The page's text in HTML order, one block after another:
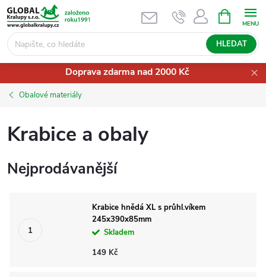
Přejít
na
obsah
HLEDAT
NÁKUPNÍ
KOŠÍK
Doprava zdarma nad 2000 Kč
Obalové materiály
Krabice a obaly
Nejprodávanější
Krabice hnědá XL s průhl.víkem
245x390x85mm
Skladem
149 Kč